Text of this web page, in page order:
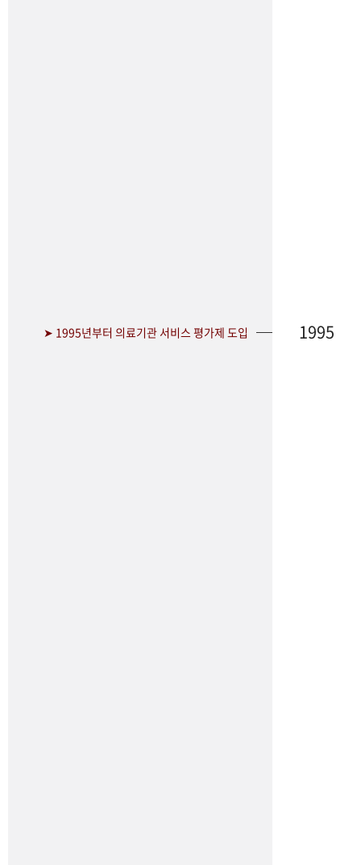
➤ 1995년부터 의료기관 서비스 평가제 도입 1995